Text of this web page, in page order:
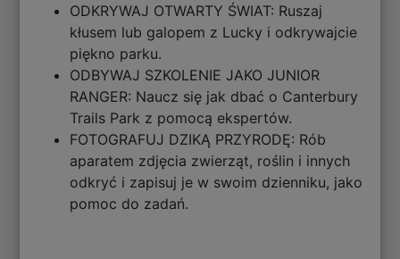
ODKRYWAJ OTWARTY ŚWIAT: Ruszaj
kłusem lub galopem z Lucky i odkrywajcie
piękno parku.
ODBYWAJ SZKOLENIE JAKO JUNIOR
RANGER: Naucz się jak dbać o Canterbury
Trails Park z pomocą ekspertów.
FOTOGRAFUJ DZIKĄ PRZYRODĘ: Rób
aparatem zdjęcia zwierząt, roślin i innych
odkryć i zapisuj je w swoim dzienniku, jako
pomoc do zadań.